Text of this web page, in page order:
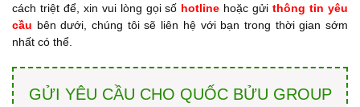
cách triệt để, xin vui lòng gọi số hotline hoặc gửithông tin yêu
cầu bên dưới, chúng tôi sẽ liên hệ với bạn trong thời gian sớm
nhất có thể.
GỬI YÊU CẦU CHO QUỐC BỬU GROUP